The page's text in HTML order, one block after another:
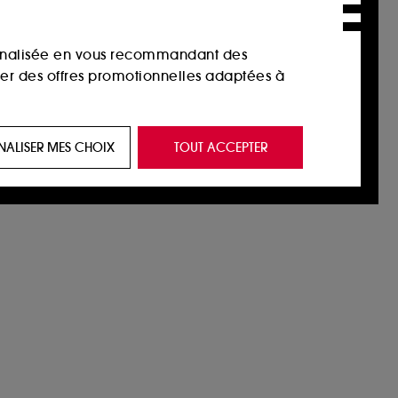
los clientes.
en vous recommandant des
des offres promotionnelles adaptées à
vous plaire via des publicités, y compris
navigation sur notre site afin d’en
fraudes aux moyens de paiement et les
du site, tel que les cookies
d’accéder à votre compte lors
TOUT ACCEPTER
MES CHOIX